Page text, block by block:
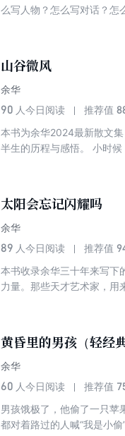
么写人物？怎么写对话？怎
山谷微风
余华
90 人今日阅读 推荐值
本书为余华2024最新散文
半生的历程与感悟。 小时
太阳会忘记闪耀吗
余华
89 人今日阅读 推荐值
本书收录余华三十年来写下
力量。那些天才艺术家，用
黄昏里的男孩（轻经典
余华
60 人今日阅读 推荐值
男孩饿极了，他偷了一只苹
都对着路过的人喊“我是小